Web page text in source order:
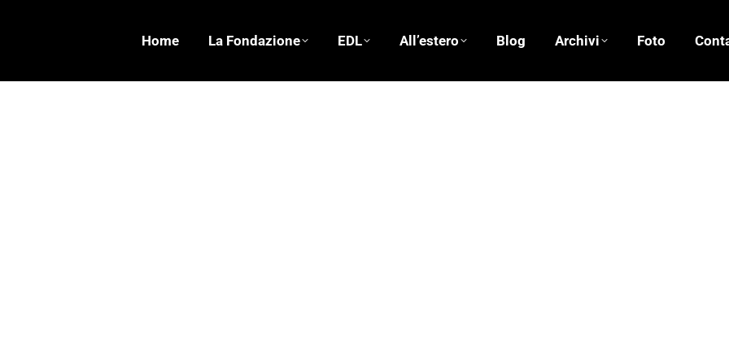
Home La Fondazione EDL All’estero Blog Archivi Foto